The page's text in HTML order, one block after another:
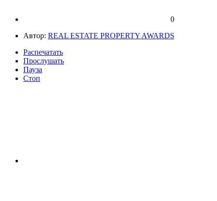
0
Автор: REAL ESTATE PROPERTY AWARDS
Распечатать
Прослушать
Пауза
Стоп